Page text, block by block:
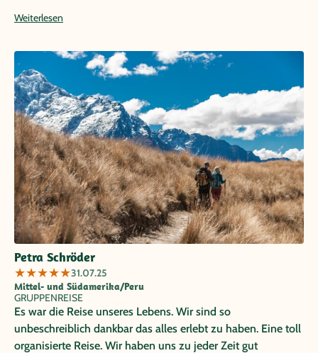
Zusatzführer, hier insbesondere Juan in Cusco waren sehr
Weiterlesen
Petra Schröder
★★★★★31.07.25
Mittel- und Südamerika/Peru
GRUPPENREISE
Es war die Reise unseres Lebens. Wir sind so
unbeschreiblich dankbar das alles erlebt zu haben. Eine toll
organisierte Reise. Wir haben uns zu jeder Zeit gut